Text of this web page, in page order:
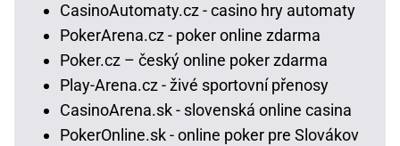
CasinoAutomaty.cz - casino hry automaty
PokerArena.cz - poker online zdarma
Poker.cz – český online poker zdarma
Play-Arena.cz - živé sportovní přenosy
CasinoArena.sk - slovenská online casina
PokerOnline.sk - online poker pre Slovákov